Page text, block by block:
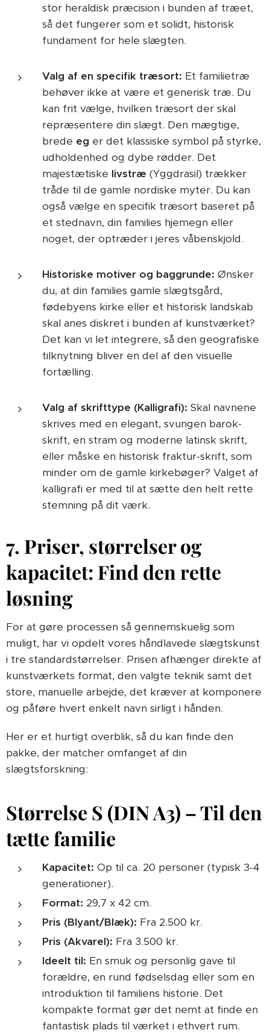
stor heraldisk præcision i bunden af træet,
så det fungerer som et solidt, historisk
fundament for hele slægten.
Valg af en specifik træsort: Et familietræ
behøver ikke at være et generisk træ. Du
kan frit vælge, hvilken træsort der skal
repræsentere din slægt. Den mægtige,
brede eg er det klassiske symbol på styrke,
udholdenhed og dybe rødder. Det
majestætiske livstræ (Yggdrasil) trækker
tråde til de gamle nordiske myter. Du kan
også vælge en specifik træsort baseret på
et stednavn, din families hjemegn eller
noget, der optræder i jeres våbenskjold.
Historiske motiver og baggrunde: Ønsker
du, at din families gamle slægtsgård,
fødebyens kirke eller et historisk landskab
skal anes diskret i bunden af kunstværket?
Det kan vi let integrere, så den geografiske
tilknytning bliver en del af den visuelle
fortælling.
Valg af skrifttype (Kalligrafi): Skal navnene
skrives med en elegant, svungen barok-
skrift, en stram og moderne latinsk skrift,
eller måske en historisk fraktur-skrift, som
minder om de gamle kirkebøger? Valget af
kalligrafi er med til at sætte den helt rette
stemning på dit værk.
7. Priser, størrelser og
kapacitet: Find den rette
løsning
For at gøre processen så gennemskuelig som
muligt, har vi opdelt vores håndlavede slægtskunst
i tre standardstørrelser. Prisen afhænger direkte af
kunstværkets format, den valgte teknik samt det
store, manuelle arbejde, det kræver at komponere
og påføre hvert enkelt navn sirligt i hånden.
Her er et hurtigt overblik, så du kan finde den
pakke, der matcher omfanget af din
slægtsforskning:
Størrelse S (DIN A3) – Til den
tætte familie
Kapacitet: Op til ca. 20 personer (typisk 3-4
generationer).
Format: 29,7 x 42 cm.
Pris (Blyant/Blæk): Fra 2.500 kr.
Pris (Akvarel): Fra 3.500 kr.
Ideelt til: En smuk og personlig gave til
forældre, en rund fødselsdag eller som en
introduktion til familiens historie. Det
kompakte format gør det nemt at finde en
fantastisk plads til værket i ethvert rum.